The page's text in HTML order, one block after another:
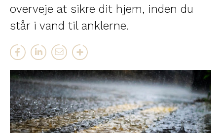
overveje at sikre dit hjem, inden du
står i vand til anklerne.